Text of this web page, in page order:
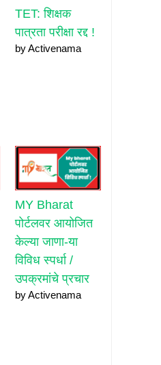
TET: शिक्षक
पात्रता परीक्षा रद्द !
by Activenama
MY Bharat
पोर्टलवर आयोजित
केल्या जाणा-या
विविध स्पर्धा /
उपक्रमांचे प्रचार
by Activenama